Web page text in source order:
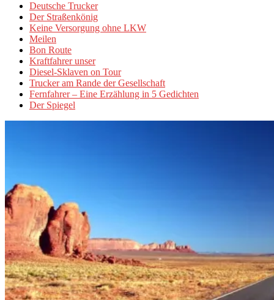
Deutsche Trucker
Der Straßenkönig
Keine Versorgung ohne LKW
Meilen
Bon Route
Kraftfahrer unser
Diesel-Sklaven on Tour
Trucker am Rande der Gesellschaft
Fernfahrer – Eine Erzählung in 5 Gedichten
Der Spiegel